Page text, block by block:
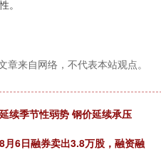
。
章来自网络，不代表本站观点。
续季节性弱势 钢价延续承压
月6日融券卖出3.8万股，融资融